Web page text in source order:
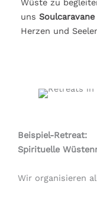
Wüste zu
uns Soulcaravane
Herzen und
Beispiel-Retreat:
Spirituelle
Wir organisieren